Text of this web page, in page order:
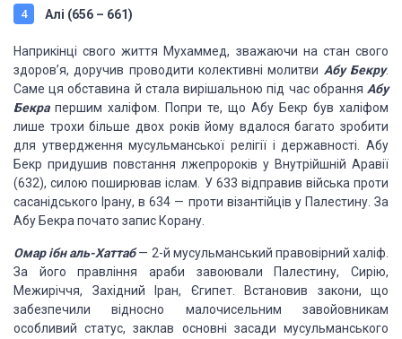
Алі (656 – 661)
Наприкінці свого життя Мухаммед, зважаючи на стан свого
здоров’я, доручив проводити колективні молитви Абу Бекру.
Саме ця обставина й стала вирішальною під час обрання Абу
Бекрапершим халіфом. Попри те, що Абу Бекр був халіфом
лише трохи більше двох років йому вдалося багато зробити
для утвердження мусульманської релігії і державності. Абу
Бекр придушив повстання лжепророків у Внутрійшній Аравії
(632), силою поширював іслам. У 633 відправив війська проти
сасанідського Ірану, в 634 — проти візантійців у Палестину. За
Абу Бекра почато запис Корану.
Омар ібн аль-Хаттаб — 2-й мусульманський правовірний халіф.
За його правління араби завоювали Палестину, Сирію,
Межиріччя, Західний Іран, Єгипет. Встановив закони, що
забезпечили відносно малочисельним завойовникам
особливий статус, заклав основні засади мусульманського